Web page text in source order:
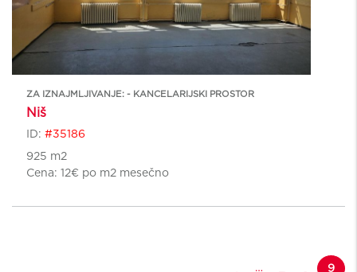
ZA IZNAJMLJIVANJE: - KANCELARIJSKI PROSTOR
Niš
ID: #35186
925 m2
Cena: 12€ po m2 mesečno
… 9